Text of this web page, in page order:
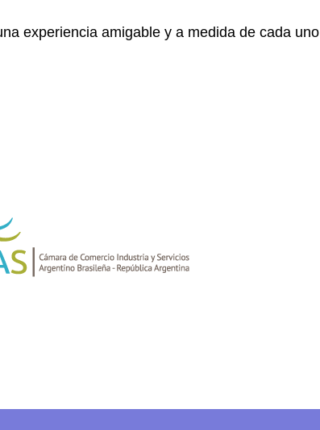
experiencia amigable y a medida de cada uno